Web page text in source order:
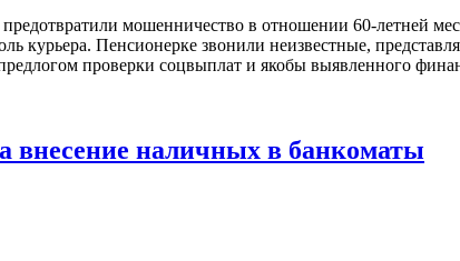
мошенничество в отношении 60-летней
курьера. Пенсионерке звонили неизвестные,
проверки соцвыплат и якобы выявленного
внесение наличных в банкоматы